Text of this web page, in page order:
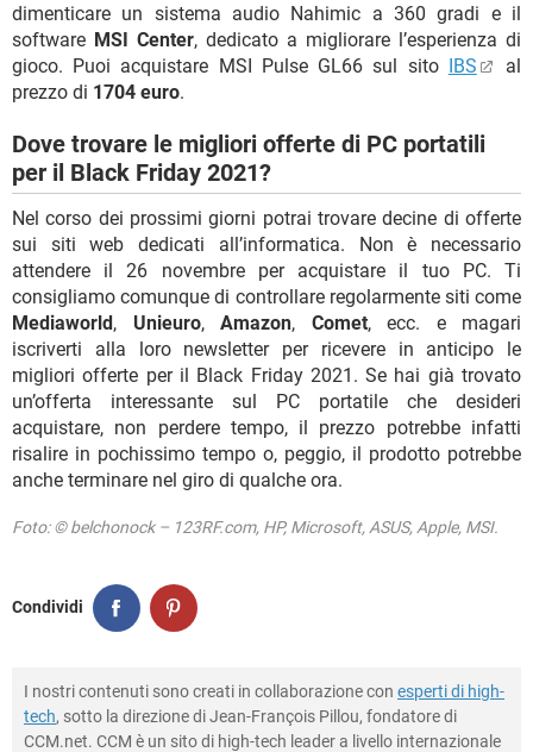
dimenticare un sistema audio Nahimic a 360 gradi e il
software MSI Center, dedicato a migliorare l’esperienza di
gioco. Puoi acquistare MSI Pulse GL66 sul sito IBS
al
prezzo di 1704 euro.
Dove trovare le migliori offerte di PC portatili
per il Black Friday 2021?
Nel corso dei prossimi giorni potrai trovare decine di offerte
sui siti web dedicati all’informatica. Non è necessario
attendere il 26 novembre per acquistare il tuo PC. Ti
consigliamo comunque di controllare regolarmente siti come
Mediaworld, Unieuro, Amazon, Comet, ecc. e magari
iscriverti alla loro newsletter per ricevere in anticipo le
migliori offerte per il Black Friday 2021. Se hai già trovato
un’offerta interessante sul PC portatile che desideri
acquistare, non perdere tempo, il prezzo potrebbe infatti
risalire in pochissimo tempo o, peggio, il prodotto potrebbe
anche terminare nel giro di qualche ora.
Foto: © belchonock – 123RF.com, HP, Microsoft, ASUS, Apple, MSI.
Condividi
I nostri contenuti sono creati in collaborazione con esperti di high-
tech, sotto la direzione di Jean-François Pillou, fondatore di
CCM.net. CCM è un sito di high-tech leader a livello internazionale